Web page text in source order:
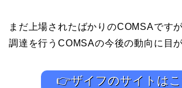
まだ上場されたばかりのCOMSAです
調達を行うCOMSAの今後の動向に目
👉ザイフのサイトは